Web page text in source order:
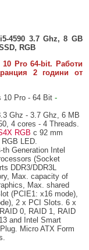
PRO
СЕ СТРАНИЦИ
4590 3.7 Ghz, 8 GB
RGB
Pro 64-bit. Работи
2 години от
10 Pro - 64 Bit-
Ghz - 3.7 Ghz, 6 MB
4 cores - 4 Threads.
RGB с 92 mm
RGB LED.
th Generation Intel
(Socket
DDR3/DDR3L
Max. capacity of
Max. shared
(PCIE1: x16 mode),
2 x PCI Slots. 6 x
0, RAID 1, RAID
and Intel Smart
Micro ATX Form